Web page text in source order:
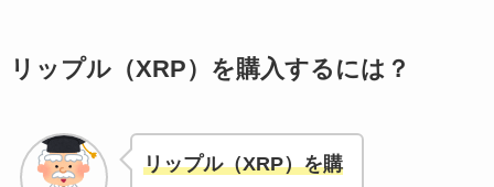
リップル（XRP）を購入するには？
リップル（XRP）を購